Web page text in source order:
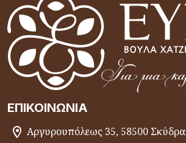
ΕΠΙΚΟΙΝΩΝΊΑ
Αργυρουπόλεως 35, 58500 Σκύδρα